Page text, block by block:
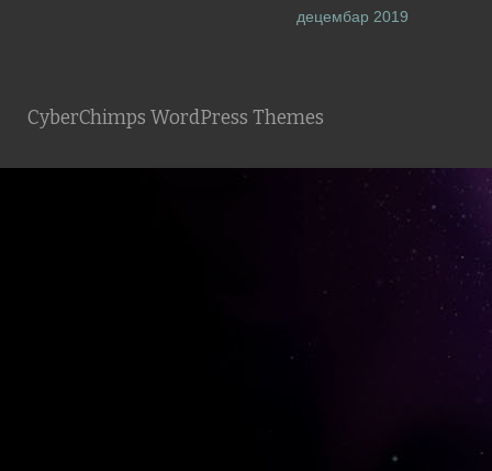
децембар 2019
CyberChimps WordPress Themes